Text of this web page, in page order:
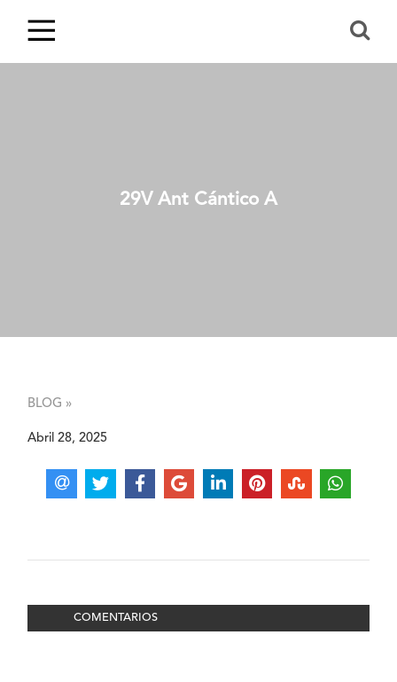
29V Ant Cántico A
BLOG »
Abril 28, 2025
COMENTARIOS